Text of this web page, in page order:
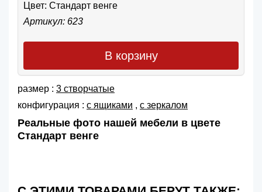
Цвет: Стандарт венге
Артикул: 623
В корзину
размер : 3 створчатые
конфигурация : с ящиками , с зеркалом
Реальные фото нашей мебели в цвете
Стандарт венге